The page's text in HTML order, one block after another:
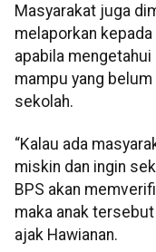
Masyarakat juga
melaporkan
apabila
mampu yang
sekolah.
“Kalau ada
miskin dan ingin
BPS akan
maka anak
ajak Hawianan.